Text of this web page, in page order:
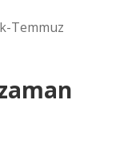
Temmuz